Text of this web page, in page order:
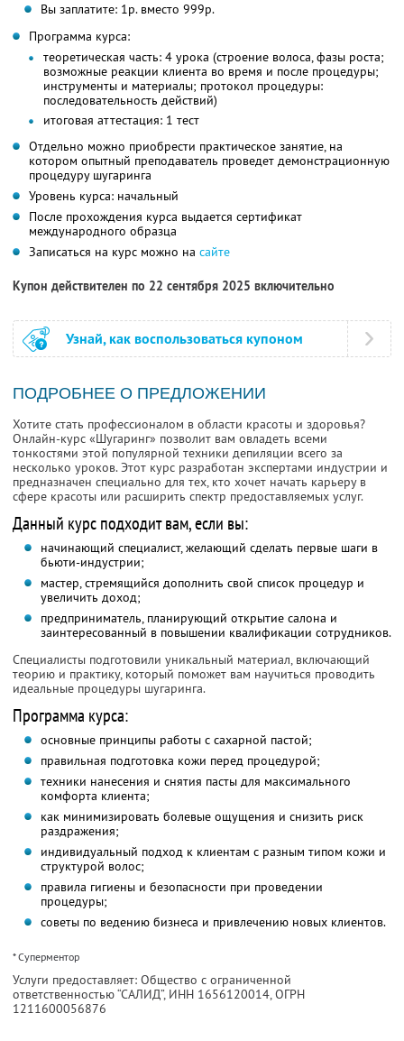
Вы заплатите: 1р. вместо 999р.
Программа курса:
теоретическая часть: 4 урока (строение волоса, фазы роста;
возможные реакции клиента во время и после процедуры;
инструменты и материалы; протокол процедуры:
последовательность действий)
итоговая аттестация: 1 тест
Отдельно можно приобрести практическое занятие, на
котором опытный преподаватель проведет демонстрационную
процедуру шугаринга
Уровень курса: начальный
После прохождения курса выдается сертификат
международного образца
Записаться на курс можно на сайте
Купон действителен по 22 сентября 2025 включительно
Узнай, как воспользоваться купоном
ПОДРОБНЕЕ О ПРЕДЛОЖЕНИИ
Хотите стать профессионалом в области красоты и здоровья?
Онлайн-курс «Шугаринг» позволит вам овладеть всеми
тонкостями этой популярной техники депиляции всего за
несколько уроков. Этот курс разработан экспертами индустрии и
предназначен специально для тех, кто хочет начать карьеру в
сфере красоты или расширить спектр предоставляемых услуг.
Данный курс подходит вам, если вы:
начинающий специалист, желающий сделать первые шаги в
бьюти-индустрии;
мастер, стремящийся дополнить свой список процедур и
увеличить доход;
предприниматель, планирующий открытие салона и
заинтересованный в повышении квалификации сотрудников.
Специалисты подготовили уникальный материал, включающий
теорию и практику, который поможет вам научиться проводить
идеальные процедуры шугаринга.
Программа курса:
основные принципы работы с сахарной пастой;
правильная подготовка кожи перед процедурой;
техники нанесения и снятия пасты для максимального
комфорта клиента;
как минимизировать болевые ощущения и снизить риск
раздражения;
индивидуальный подход к клиентам с разным типом кожи и
структурой волос;
правила гигиены и безопасности при проведении
процедуры;
советы по ведению бизнеса и привлечению новых клиентов.
* Суперментор
Услуги предоставляет: Общество с ограниченной
ответственностью “САЛИД”, ИНН 1656120014, ОГРН
1211600056876